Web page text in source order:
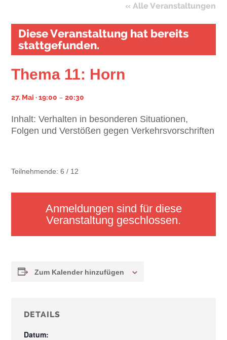
« Alle Veranstaltungen
Diese Veranstaltung hat bereits
stattgefunden.
Thema 11: Horn
27. Mai · 19:00 –20:30
Inhalt: Verhalten in besonderen Situationen,
Folgen und Verstößen gegen Verkehrsvorschriften
Teilnehmende: 6 / 12
Anmeldungen sind für diese
Veranstaltung geschlossen.
Zum Kalender hinzufügen
DETAILS
Datum: